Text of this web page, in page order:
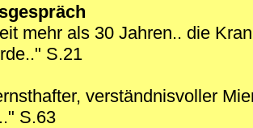
mehr als 30 Jahren.. die
S.21
verständnisvoller
S.63